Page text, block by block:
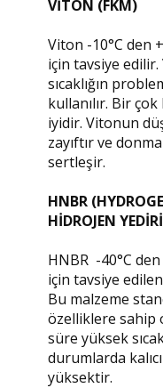
VİTON (FKM)
Viton -10°C den
için tavsiye
sıcaklığın
kullanılır. Bir
iyidir. Vitonun
zayıftır ve
sertleşir.
HNBR
HİDROJEN
HNBR -40°C
için tavsiye
Bu malzeme
özelliklere sahip
süre yüksek
durumlarda
yüksektir.